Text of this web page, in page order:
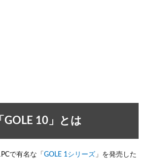
GOLE 10」とは
で有名な「 GOLE 1シリーズ 」を発売した